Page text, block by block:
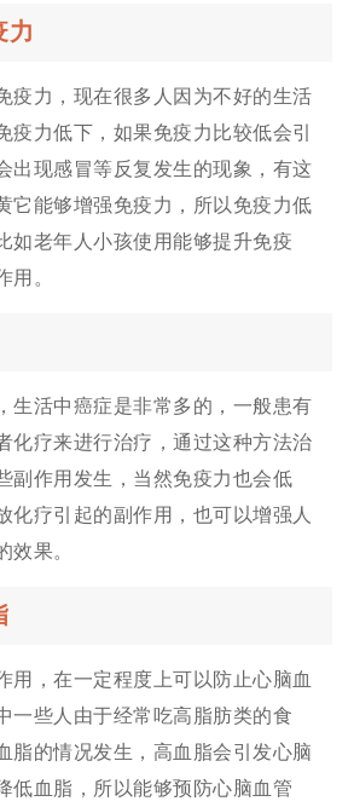
力
疫力，现在很多人因为不好的生活
疫力低下，如果免疫力比较低会引
出现感冒等反复发生的现象，有这
它能够增强免疫力，所以免疫力低
如老年人小孩使用能够提升免疫
用。
生活中癌症是非常多的，一般患有
化疗来进行治疗，通过这种方法治
副作用发生，当然免疫力也会低
化疗引起的副作用，也可以增强人
效果。
用，在一定程度上可以防止心脑血
一些人由于经常吃高脂肪类的食
脂的情况发生，高血脂会引发心脑
低血脂，所以能够预防心脑血管